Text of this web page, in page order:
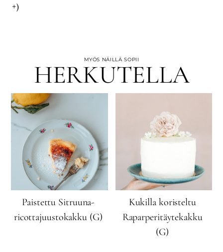
+)
MYÖS NÄILLÄ SOPII
HERKUTELLA
Paistettu Sitruuna-
ricottajuustokakku (G)
Kukilla koristeltu
Raparperitäytekakku
(G)